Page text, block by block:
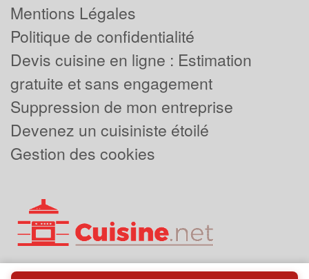
Mentions Légales
Politique de confidentialité
Devis cuisine en ligne : Estimation
gratuite et sans engagement
Suppression de mon entreprise
Devenez un cuisiniste étoilé
Gestion des cookies